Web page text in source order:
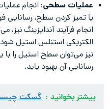
عملیات سطحی: انجام
یا تمیز کردن سطح، رسانایی
انجام فرآیند آندایزینگ
الکتریکی استنلس استیل
نیز می‌توان سطح استیل را
رسانایی آن بهبود یابد.
بیشتر بخوانید : گسکت چیست